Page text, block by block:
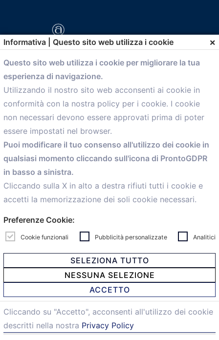
comunicazione@confartigianato.bo.it
Menù
Home
Servizi
Convenzioni
Voce delle Nostre aziende
Informazioni Ex L. 124/2017
News
personalCaf
© 2021 Confartigianato Imprese Mandamento Bologna -
Via Papini, 18 - 40128 Bologna - Italy
Privacy e Cookie
Informativa | Questo sito web utilizza i cookie ×
Questo sito web utilizza i cookie per migliorare la tua
esperienza di navigazione.
Utilizzando il nostro sito web acconsenti ai cookie in
conformità con la nostra policy per i cookie. I cookie
non necessari devono essere approvati prima di poter
essere impostati nel browser.
Puoi modificare il tuo consenso all'utilizzo dei cookie in
qualsiasi momento cliccando sull'icona di ProntoGDPR
in basso a sinistra.
Cliccando sulla X in alto a destra rifiuti tutti i cookie e
accetti la memorizzazione dei soli cookie necessari.
Preferenze Cookie:
Cookie funzionali Pubblicità personalizzate Analitici
SELEZIONA TUTTO
NESSUNA SELEZIONE
ACCETTO
Cliccando su "Accetto", acconsenti all'utilizzo dei cookie
descritti nella nostra Privacy Policy